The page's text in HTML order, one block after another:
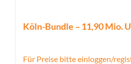
Köln-Bundle – 11,90 Mio.
Für Preise bitte einloggen/